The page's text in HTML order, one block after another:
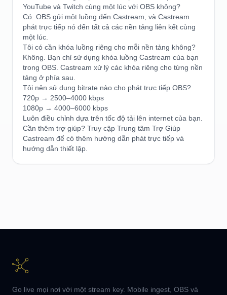
YouTube và Twitch cùng một lúc với OBS không?
Có. OBS gửi một luồng đến Castream, và Castream
phát trực tiếp nó đến tất cả các nền tảng liên kết cùng
một lúc.
Tôi có cần khóa luồng riêng cho mỗi nền tảng không?
Không. Bạn chỉ sử dụng khóa luồng Castream của bạn
trong OBS. Castream xử lý các khóa riêng cho từng nền
tảng ở phía sau.
Tôi nên sử dụng bitrate nào cho phát trực tiếp OBS?
720p → 2500–4000 kbps
1080p → 4000–6000 kbps
Luôn điều chỉnh dựa trên tốc độ tải lên internet của bạn.
Cần thêm trợ giúp? Truy cập Trung tâm Trợ Giúp
Castream để có thêm hướng dẫn phát trực tiếp và
hướng dẫn thiết lập.
Go live mọi nơi với một stream key. Mobile ingest, OBS và